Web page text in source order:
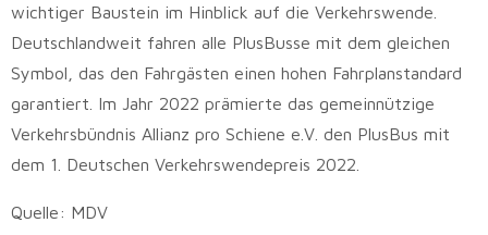
wichtiger Baustein im Hinblick auf die Verkehrswende.
Deutschlandweit fahren alle PlusBusse mit dem gleichen
Symbol, das den Fahrgästen einen hohen Fahrplanstandard
garantiert. Im Jahr 2022 prämierte das gemeinnützige
Verkehrsbündnis Allianz pro Schiene e.V. den PlusBus mit
dem 1. Deutschen Verkehrswendepreis 2022.
Quelle: MDV